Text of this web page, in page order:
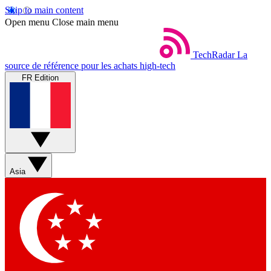
Skip to main content
Open menu Close main menu
TechRadar La
source de référence pour les achats high-tech
FR Edition
Asia